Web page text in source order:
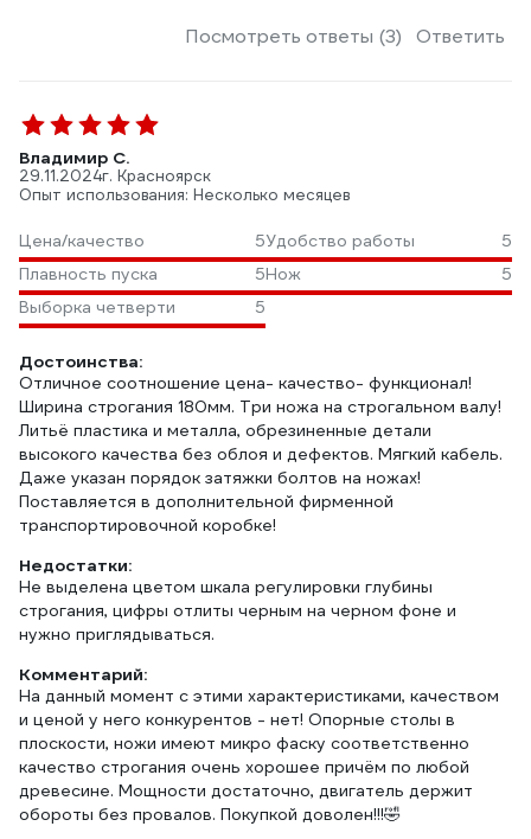
Посмотреть ответы (3) Ответить
Владимир С.
29.11.2024г. Красноярск
Опыт использования: Несколько месяцев
Цена/качество 5Удобство работы
5
Плавность пуска
5Нож
5
Выборка четверти
5
Достоинства:
Отличное соотношение цена- качество- функционал!
Ширина строгания 180мм. Три ножа на строгальном валу!
Литьё пластика и металла, обрезиненные детали
высокого качества без облоя и дефектов. Мягкий кабель.
Даже указан порядок затяжки болтов на ножах!
Поставляется в дополнительной фирменной
транспортировочной коробке!
Недостатки:
Не выделена цветом шкала регулировки глубины
строгания, цифры отлиты черным на черном фоне и
нужно приглядываться.
Комментарий:
На данный момент с этими характеристиками, качеством
и ценой у него конкурентов - нет! Опорные столы в
плоскости, ножи имеют микро фаску соответственно
качество строгания очень хорошее причём по любой
древесине. Мощности достаточно, двигатель держит
обороты без провалов. Покупкой доволен!!!🤣